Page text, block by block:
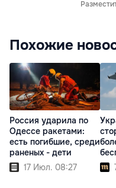
Похожие
Россия ударила по
Одессе ракетами:
есть погибшие, среди
раненых - дети
17 Июл. 08:27